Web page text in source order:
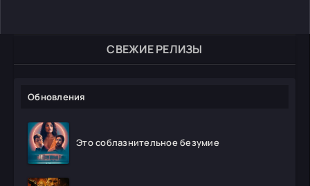
СВЕЖИЕ РЕЛИЗЫ
Обновления
Это соблазнительное безумие